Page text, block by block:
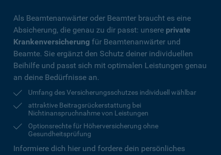
Als Beamtenanwärter oder Beamter braucht es eine
Absicherung, die genau zu dir passt: unsere private
Krankenversicherung für Beamtenanwärter und
Beamte. Sie ergänzt den Schutz deiner individuellen
Beihilfe und passt sich mit optimalen Leistungen genau
an deine Bedürfnisse an.
Umfang des Versicherungsschutzes individuell wählbar
attraktive Beitragsrückerstattung bei
Nichtinanspruchnahme von Leistungen
Optionsrechte für Höherversicherung ohne
Gesundheitsprüfung
Informiere dich hier und fordere dein persönliches